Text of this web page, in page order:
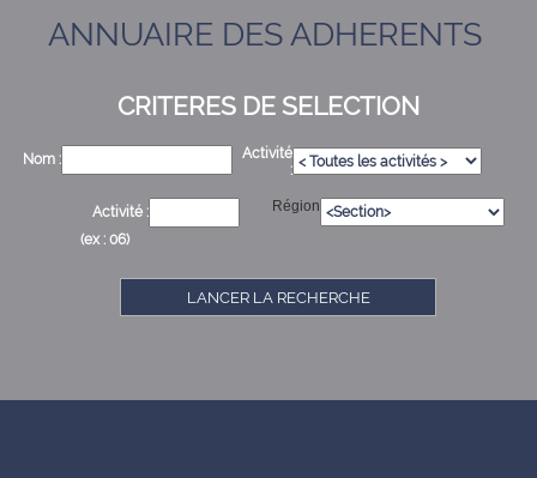
ANNUAIRE DES ADHERENTS
CRITERES DE SELECTION
Nom :
Activité
:
Activité :
(ex : 06)
Région
LANCER LA RECHERCHE